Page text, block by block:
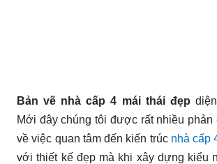
Bản vẽ nhà cấp 4 mái thái đẹp
Mới đây chúng tôi được rất nhiều phản
về việc quan tâm đến kiến trúc nhà cấp
với thiết kế đẹp mà khi xây dựng kiểu